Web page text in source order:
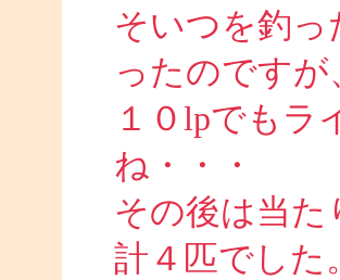
そいつを釣
ったのです
１０lpでもラ
ね・・・
その後は当た
計４匹でした。